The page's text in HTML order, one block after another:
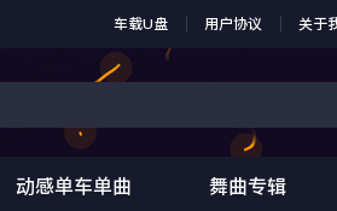
车载U盘 用户协议 关于
动感单车单曲 舞曲专辑